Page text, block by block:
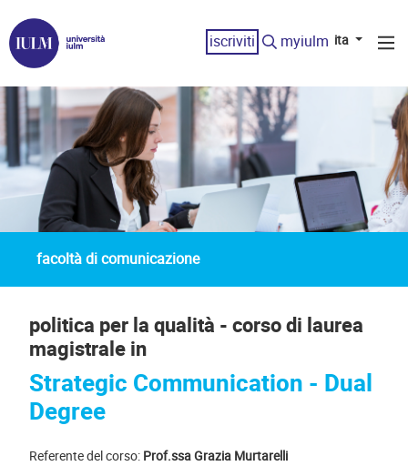
iscriviti myiulm ita
facoltà di comunicazione
politica per la qualità - corso di laurea
magistrale in
Strategic Communication - Dual
Degree
Referente del corso: Prof.ssa Grazia Murtarelli